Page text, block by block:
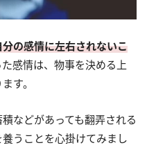
分の感情に左右されないこ
感情は、物事を決める上
す。
などがあっても翻弄される
うことを心掛けてみまし